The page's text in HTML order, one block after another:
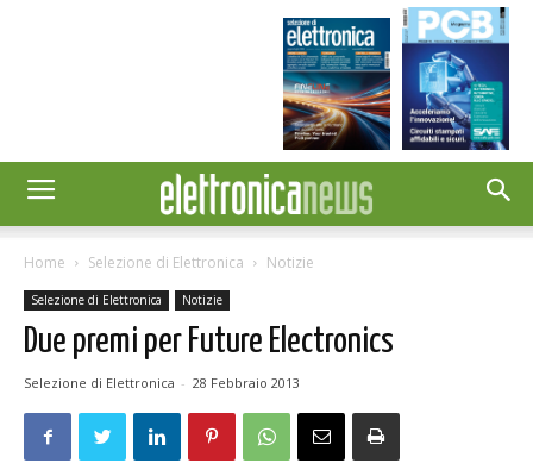
Home Selezione di Elettronica Notizie
Selezione di Elettronica Notizie
Due premi per Future Electronics
Selezione di Elettronica - 28 Febbraio 2013